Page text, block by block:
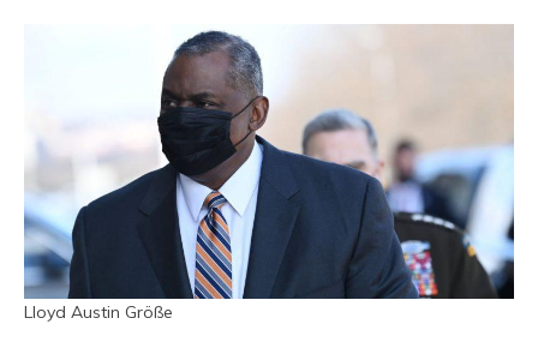
Lloyd Austin Größe